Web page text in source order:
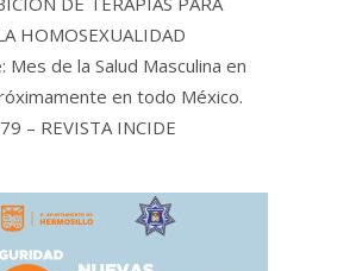
HOMOSEXUALIDAD
Mes de la Salud Masculina en
en todo México.
– REVISTA INCIDE